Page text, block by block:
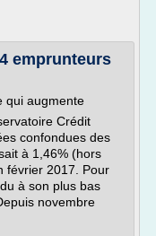
emprunteurs
qui augmente
Crédit
confondues des
à 1,46% (hors
février 2017. Pour
à son plus bas
novembre